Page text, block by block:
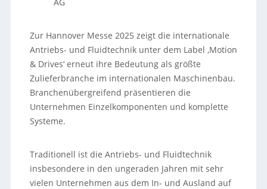
Zur Hannover Messe 2025 zeigt die internationale
Antriebs- und Fluidtechnik unter dem Label ‚Motion
& Drives‘ erneut ihre Bedeutung als größte
Zulieferbranche im internationalen Maschinenbau.
Branchenübergreifend präsentieren die
Unternehmen Einzelkomponenten und komplette
Systeme.
Traditionell ist die Antriebs- und Fluidtechnik
insbesondere in den ungeraden Jahren mit sehr
vielen Unternehmen aus dem In- und Ausland auf